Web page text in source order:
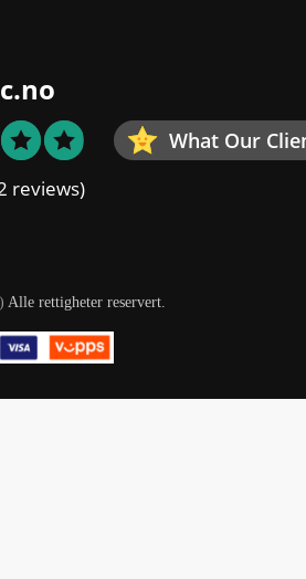
What Our
reviews)
Alle rettigheter reservert.